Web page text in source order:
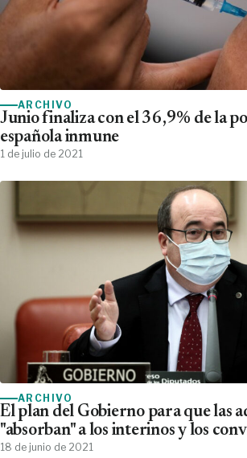
ARCHIVO
Junio finaliza con el 36,9% de la
española inmune
1 de julio de 2021
ARCHIVO
El plan del Gobierno para que las
"absorban" a los interinos y los
18 de junio de 2021